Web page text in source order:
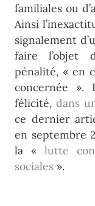
familiales ou
Ainsi
signalement
faire l’objet
pénalité, « en
concernée ».
félicité, dans
ce dernier
en septembre
la « lutte
sociales ».